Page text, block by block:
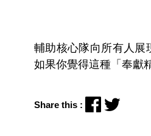
輔助核心隊向所有人展
如果你覺得這種「奉獻
Share this :